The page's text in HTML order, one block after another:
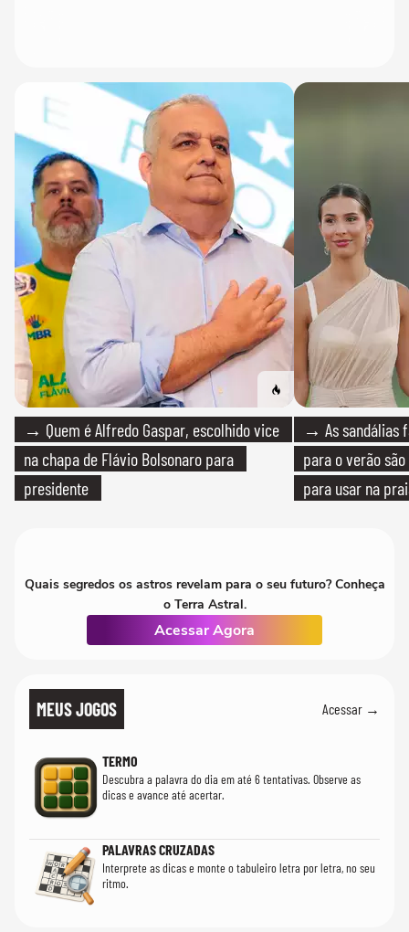
→ Quem é Alfredo Gaspar, escolhido vice
na chapa de Flávio Bolsonaro para
presidente
→ As sandálias
para o verão
para usar na
Quais segredos os astros revelam para o seu futuro? Conheça
o Terra Astral.
Acessar Agora
MEUS JOGOS Acessar →
TERMO
Descubra a palavra do dia em até 6 tentativas. Observe as
dicas e avance até acertar.
PALAVRAS CRUZADAS
Interprete as dicas e monte o tabuleiro letra por letra, no seu
ritmo.